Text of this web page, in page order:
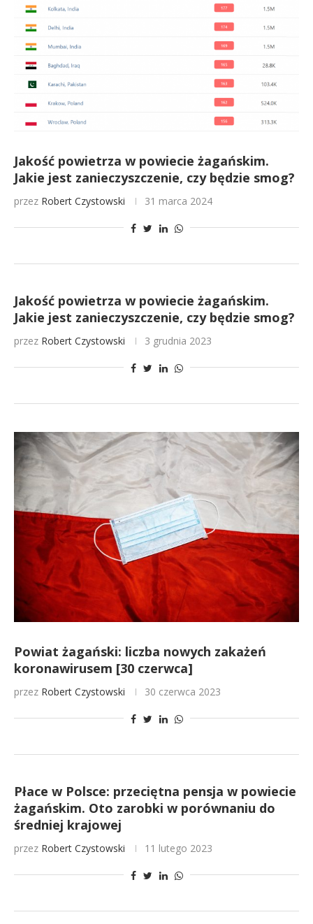
Jakość powietrza w powiecie żagańskim.
Jakie jest zanieczyszczenie, czy będzie smog?
przez Robert Czystowski 31 marca 2024
Jakość powietrza w powiecie żagańskim.
Jakie jest zanieczyszczenie, czy będzie smog?
przez Robert Czystowski 3 grudnia 2023
Powiat żagański: liczba nowych zakażeń
koronawirusem [30 czerwca]
przez Robert Czystowski 30 czerwca 2023
Płace w Polsce: przeciętna pensja w powiecie
żagańskim. Oto zarobki w porównaniu do
średniej krajowej
przez Robert Czystowski 11 lutego 2023